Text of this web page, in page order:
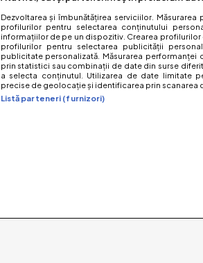
Dezvoltarea și îmbunătățirea serviciilor.
profilurilor pentru selectarea conținutului
informațiilor de pe un dispozitiv. Crearea
profilurilor pentru selectarea publicității
publicitate personalizată. Măsurarea
prin statistici sau combinații de date din surse
a selecta conținutul. Utilizarea de date limitate
precise de geolocație și identificarea prin scanarea
Listă parteneri (furnizori)